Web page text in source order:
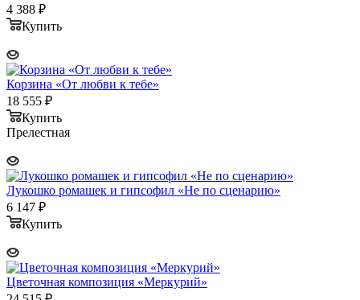
4 388 ₽
Купить
Корзина «От любви к тебе»
18 555 ₽
Купить
Прелестная
Лукошко ромашек и гипсофил «Не по сценарию»
6 147 ₽
Купить
Цветочная композиция «Меркурий»